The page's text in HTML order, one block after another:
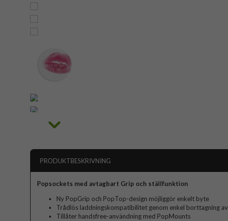
PRODUKTBESKRIVNING
Popsockets med avtagbart Grip och ställfunktion
Ny PopGrip och PopTop-design möjliggör enkelt byte
Trådlös laddningskompatibilitet genom enkel borttagning
Tillåter handsfree-användning med PopMounts